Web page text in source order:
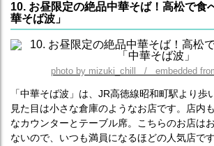
10. お昼限定の絶品中華そば！高松で食
華そば波」
photo by mizuki_chill / embedded
「中華そば波」は、JR高徳線昭和町駅より歩
見た目は小さな倉庫のようなお店です。店内
なカウンターとテーブル席。こちらのお店は
ないので、いつも満員になるほどの人気店で